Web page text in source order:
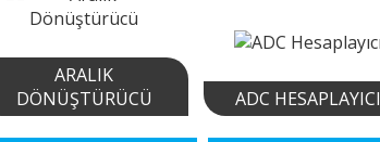
ARALIK
DÖNÜŞTÜRÜCÜ
ADC HESAPLAYICI